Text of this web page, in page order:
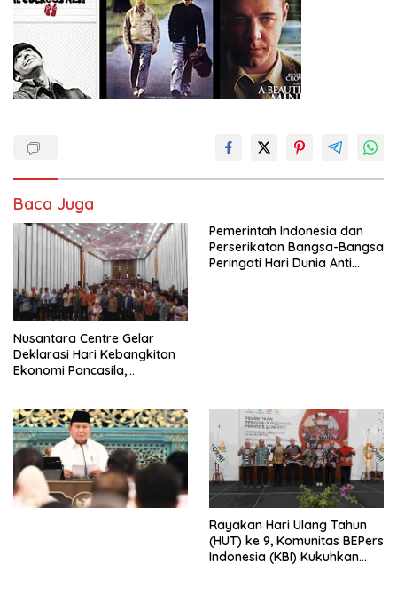
Baca Juga
Nusantara Centre Gelar
Deklarasi Hari Kebangkitan
Ekonomi Pancasila,
Penjajahan (Pergolakan
Ekonomi Politik Indonesia) &
Simposium Nasional “Urgensi
Undang-Undang
Perekonomian Nasional dan
Kesejahteraan Sosial dalam
Pemerintah Indonesia dan
Perserikatan Bangsa-Bangsa
Peringati Hari Dunia Anti
Rayakan Hari Ulang Tahun
(HUT) ke 9, Komunitas BEPers
Indonesia (KBI) Kukuhkan